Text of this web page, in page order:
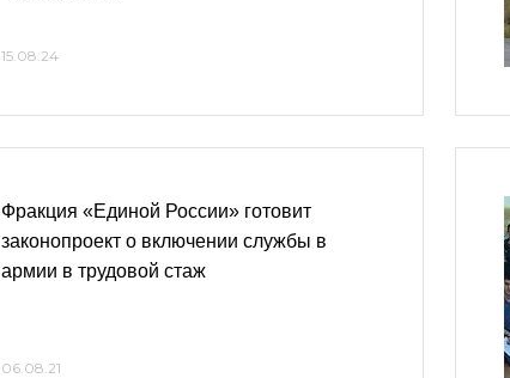
15.08.24
Фракция «Единой России» готовит
законопроект о включении службы в
армии в трудовой стаж
06.08.21